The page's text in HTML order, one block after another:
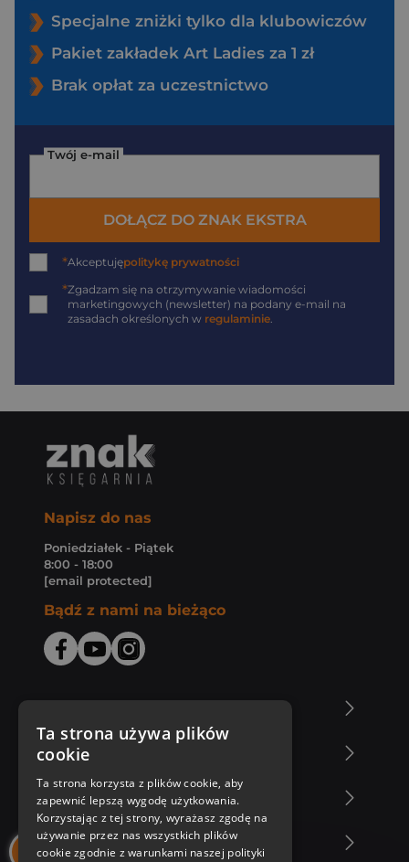
Specjalne zniżki tylko dla klubowiczów
Pakiet zakładek Art Ladies za 1 zł
Brak opłat za uczestnictwo
Twój e-mail
DOŁĄCZ DO ZNAK EKSTRA
*Akceptujępolitykę prywatności
*Zgadzam się na otrzymywanie wiadomości
marketingowych (newsletter) na podany e-mail na
zasadach określonych w regulaminie.
Napisz do nas
Poniedziałek - Piątek
8:00 - 18:00
[email protected]
Bądź z nami na bieżąco
Zakupy u nas
Nasza oferta
Nasi autorzy
Ta strona używa plików
cookie
Ta strona korzysta z plików cookie, aby
zapewnić lepszą wygodę użytkowania.
Korzystając z tej strony, wyrażasz zgodę na
używanie przez nas wszystkich plików
cookie zgodnie z warunkami naszej polityki